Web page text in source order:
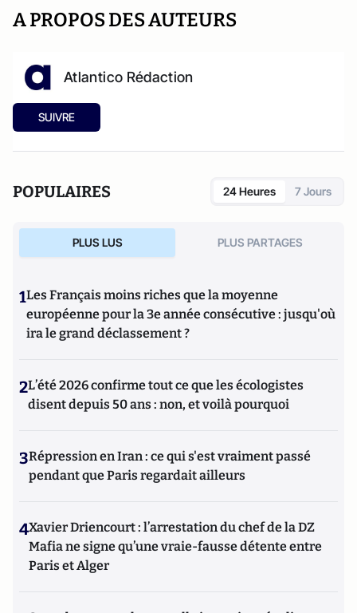
A PROPOS DES AUTEURS
Atlantico Rédaction
SUIVRE
POPULAIRES 24 Heures 7 Jours
PLUS LUS PLUS PARTAGES
1Les Français moins riches que la moyenne
européenne pour la 3e année consécutive : jusqu'où
ira le grand déclassement ?
2L’été 2026 confirme tout ce que les écologistes
disent depuis 50 ans : non, et voilà pourquoi
3Répression en Iran : ce qui s'est vraiment passé
pendant que Paris regardait ailleurs
4Xavier Driencourt : l’arrestation du chef de la DZ
Mafia ne signe qu’une vraie-fausse détente entre
Paris et Alger